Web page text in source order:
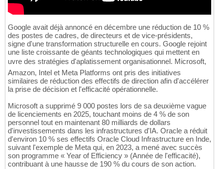
Google avait déjà annoncé en décembre une réduction de 10 %
des postes de cadres, de directeurs et de vice-présidents,
signe d'une transformation structurelle en cours. Google rejoint
une liste croissante de géants technologiques qui mettent en
uvre des stratégies d'aplatissement organisationnel. Microsoft,
Amazon, Intel et Meta Platforms ont pris des initiatives
similaires de réduction des effectifs de direction afin d'accélérer
la prise de décision et l'efficacité opérationnelle.
Microsoft a supprimé 9 000 postes lors de sa deuxième vague
de licenciements en 2025, touchant moins de 4 % de son
personnel tout en maintenant 80 milliards de dollars
d'investissements dans les infrastructures d'IA. Oracle a réduit
d'environ 10 % ses effectifs Oracle Cloud Infrastructure en Inde,
suivant l'exemple de Meta qui, en 2023, a mené avec succès
son programme « Year of Efficiency » (Année de l'efficacité),
contribuant à une hausse de 190 % du cours de son action.